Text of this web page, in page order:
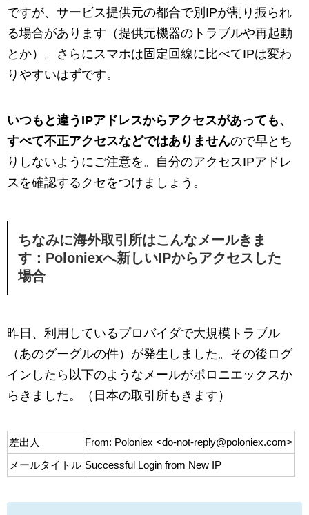
ですが、サービス提供元の都合で別IPが割り振られ
る場合があります（提供元機器のトラブルや再起動
とか）。さらにスマホは固定回線に比べてIPは変わ
りやすいはずです。
いつもと違うIPアドレスからアクセスがあっても、
すべて不正アクセスなどではありませんので早とち
りしないようにご注意を。自分のアクセスIPアドレ
スを確認するクセをつけましょう。
ちなみに海外取引所はこんなメールきま
す：Poloniexへ新しいIPからアクセスした
場合
昨日、利用しているプロバイダで大規模トラブル
（あのグーグルの件）が発生しました。その後ログ
インしたら以下のようなメールがポロニエックスか
らきました。（日本の取引所もきます）
差出人
From: Poloniex <do-not-reply@poloniex.com>
メールタイトル Successful Login from New IP